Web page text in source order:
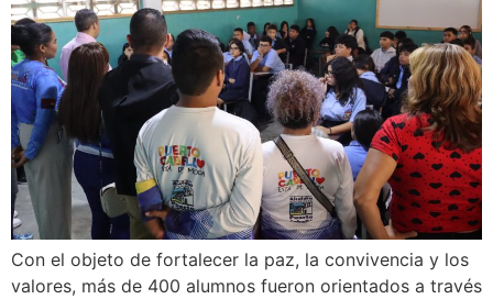
Con el objeto de fortalecer la paz, la convivencia y los
valores, más de 400 alumnos fueron orientados a través